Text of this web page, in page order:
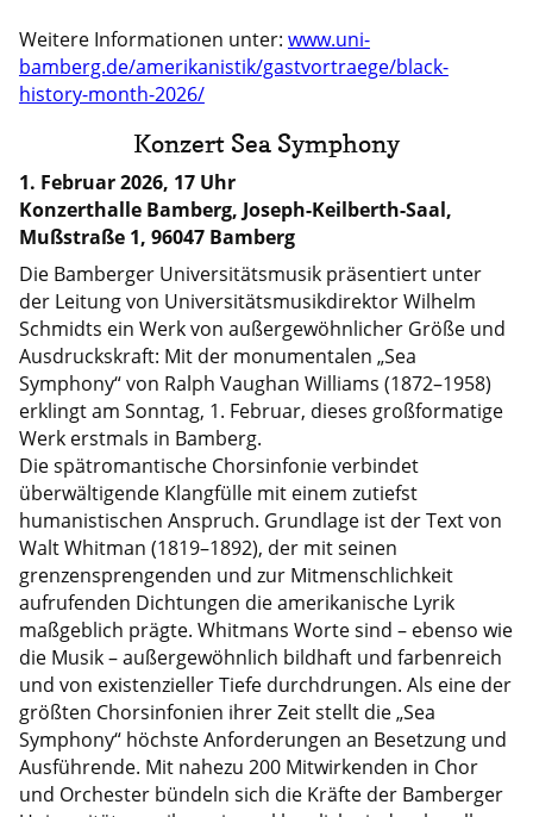
Weitere Informationen unter: www.uni-
bamberg.de/amerikanistik/gastvortraege/black-
history-month-2026/
Konzert Sea Symphony
1. Februar 2026, 17 Uhr
Konzerthalle Bamberg, Joseph-Keilberth-Saal,
Mußstraße 1, 96047 Bamberg
Die Bamberger Universitätsmusik präsentiert unter
der Leitung von Universitätsmusikdirektor Wilhelm
Schmidts ein Werk von außergewöhnlicher Größe und
Ausdruckskraft: Mit der monumentalen „Sea
Symphony“ von Ralph Vaughan Williams (1872–1958)
erklingt am Sonntag, 1. Februar, dieses großformatige
Werk erstmals in Bamberg.
Die spätromantische Chorsinfonie verbindet
überwältigende Klangfülle mit einem zutiefst
humanistischen Anspruch. Grundlage ist der Text von
Walt Whitman (1819–1892), der mit seinen
grenzensprengenden und zur Mitmenschlichkeit
aufrufenden Dichtungen die amerikanische Lyrik
maßgeblich prägte. Whitmans Worte sind – ebenso wie
die Musik – außergewöhnlich bildhaft und farbenreich
und von existenzieller Tiefe durchdrungen. Als eine der
größten Chorsinfonien ihrer Zeit stellt die „Sea
Symphony“ höchste Anforderungen an Besetzung und
Ausführende. Mit nahezu 200 Mitwirkenden in Chor
und Orchester bündeln sich die Kräfte der Bamberger